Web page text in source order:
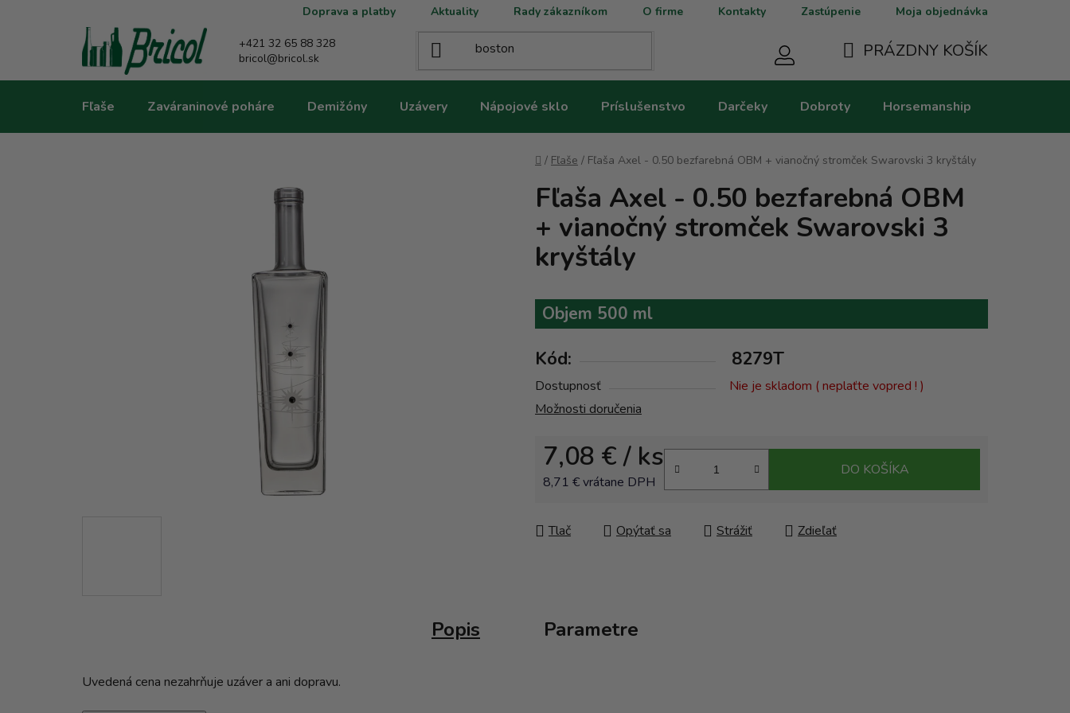
Doprava a platby Aktuality Rady zákazníkom O firme Kontakty Zastúpenie Moja objednávka
+421 32 65 88 328
bricol@bricol.sk
KOŠÍK
PRÁZDNY KOŠÍK
Fľaše Zaváraninové poháre Demižóny Uzávery Nápojové sklo Príslušenstvo Darčeky Dobroty Horsemanship
Domov
/ Fľaše / Fľaša Axel - 0.50 bezfarebná OBM + vianočný stromček Swarovski 3 kryštály
Fľaša Axel - 0.50 bezfarebná OBM
+ vianočný stromček Swarovski 3
kryštály
Objem 500 ml
Kód: 8279T
Dostupnosť
Nie je skladom ( neplaťte vopred ! )
Možnosti doručenia
7,08 €/ ks
8,71 € vrátane DPH
DO KOŠÍKA
Tlač Opýtať sa Strážiť Zdieľať
Popis Parametre
Uvedená cena nezahrňuje uzáver a ani dopravu.